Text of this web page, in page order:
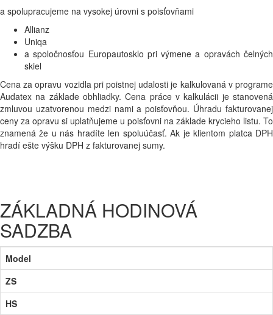
a spolupracujeme na vysokej úrovni s poisťovňami
Allianz
Uniqa
a spoločnosťou Europautosklo pri výmene a opravách čelných
skiel
Cena za opravu vozidla pri poistnej udalosti je kalkulovaná v programe
Audatex na základe obhliadky. Cena práce v kalkulácii je stanovená
zmluvou uzatvorenou medzi nami a poisťovňou. Úhradu fakturovanej
ceny za opravu si uplatňujeme u poisťovni na základe krycieho listu. To
znamená že u nás hradíte len spoluúčasť. Ak je klientom platca DPH
hradí ešte výšku DPH z fakturovanej sumy.
ZÁKLADNÁ HODINOVÁ
SADZBA
Model
ZS
HS